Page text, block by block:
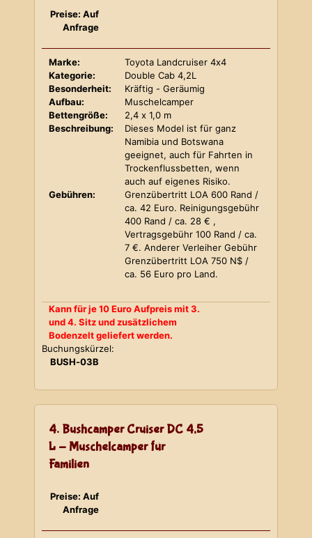
Preise: Auf
Anfrage
Marke:
Toyota Landcruiser 4x4
Kategorie:
Double Cab 4,2L
Besonderheit:
Kräftig - Geräumig
Aufbau:
Muschelcamper
Bettengröße:
2,4 x 1,0 m
Beschreibung:
Dieses Model ist für ganz
Namibia und Botswana
geeignet, auch für Fahrten in
Trockenflussbetten, wenn
auch auf eigenes Risiko.
Gebühren:
Grenzübertritt LOA 600 Rand /
ca. 42 Euro. Reinigungsgebühr
400 Rand / ca. 28 € ,
Vertragsgebühr 100 Rand / ca.
7 €. Anderer Verleiher Gebühr
Grenzübertritt LOA 750 N$ /
ca. 56 Euro pro Land.
Kann für je 10 Euro Aufpreis mit 3.
und 4. Sitz und zusätzlichem
Bodenzelt geliefert werden.
Buchungskürzel:
BUSH-03B
4. Bushcamper Cruiser DC 4,5
L - Muschelcamper für
Familien
Preise: Auf
Anfrage